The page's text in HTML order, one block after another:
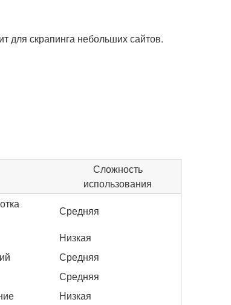
для скрапинга небольших сайтов.
Сложность
использования
Средняя
Низкая
Средняя
Средняя
Низкая